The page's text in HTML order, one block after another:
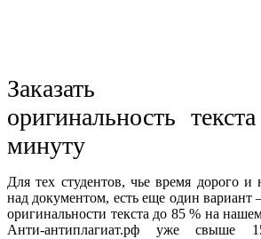
Заказать
оригинальность
минуту
Для тех студентов, чье время дорого и
над документом, есть еще один вариант
оригинальности текста до 85 % на
Анти-антиплагиат.рф уже свыше